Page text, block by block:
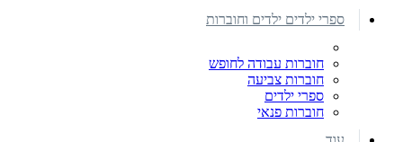
ספרי ילדים ילדים וחוברות
חוברות עבודה לחופש
חוברות צביעה
ספרי ילדים
חוברות פנאי